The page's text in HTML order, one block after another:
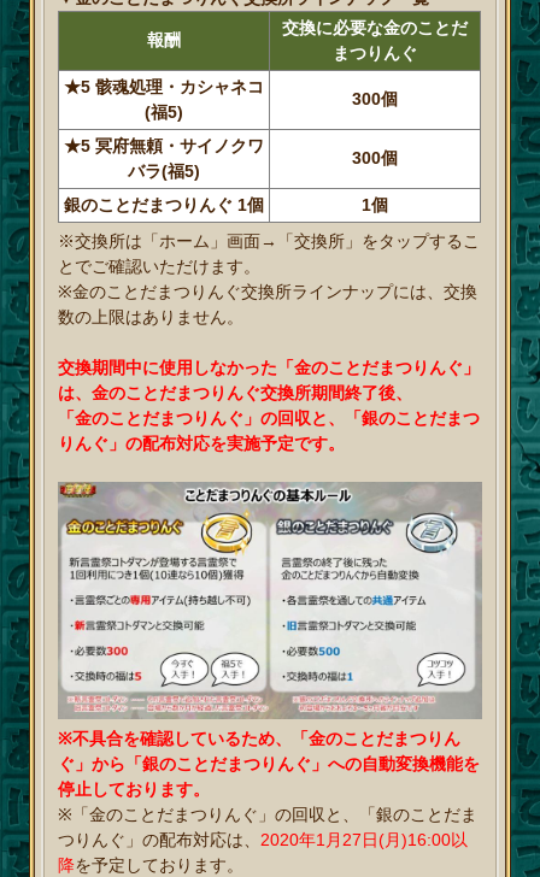
報酬
交換に必要な金のことだ
まつりんぐ
★5 骸魂処理・カシャネコ
(福5)
300個
★5 冥府無頼・サイノクワ
バラ(福5)
300個
銀のことだまつりんぐ 1個
1個
※交換所は「ホーム」画面→「交換所」をタップするこ
とでご確認いただけます。
※金のことだまつりんぐ交換所ラインナップには、交換
数の上限はありません。
交換期間中に使用しなかった「金のことだまつりんぐ」
は、金のことだまつりんぐ交換所期間終了後、
「金のことだまつりんぐ」の回収と、「銀のことだまつ
りんぐ」の配布対応を実施予定です。
※不具合を確認しているため、「金のことだまつりん
ぐ」から「銀のことだまつりんぐ」への自動変換機能を
停止しております。
※「金のことだまつりんぐ」の回収と、「銀のことだま
つりんぐ」の配布対応は、2020年1月27日(月)16:00以
降を予定しております。